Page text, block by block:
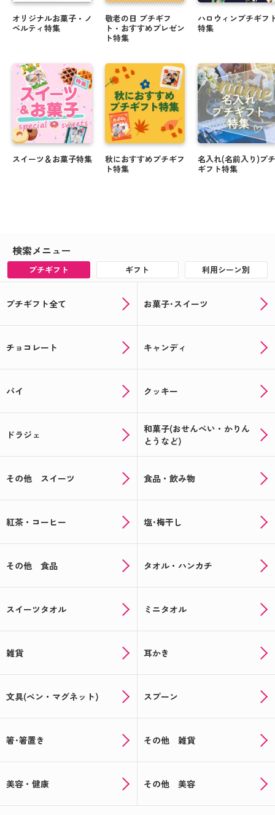
オリジナルお菓子・ノ
ベルティ特集
スイーツ＆お菓子特集
敬老の日 プチギフ
ト・おすすめプレゼン
ト特集
秋におすすめプチギフ
ト特集
ハロウィンプチギフ
特集
名入れ(名前入り)プチ
ギフト特集
検索メニュー
プチギフト ギフト 利用シーン別
プチギフト全て お菓子･スイーツ
チョコレート キャンディ
パイ クッキー
ドラジェ
和菓子(おせんべい・かりん
とうなど)
その他 スイーツ 食品・飲み物
紅茶・コーヒー 塩･梅干し
その他 食品 タオル・ハンカチ
スイーツタオル ミニタオル
雑貨 耳かき
文具(ペン・マグネット) スプーン
箸･箸置き その他 雑貨
美容・健康 その他 美容